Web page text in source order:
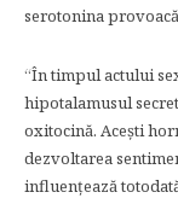
serotonina
“În timpul actului
hipotalamusul
oxitocină. Acești
dezvoltarea
influențează